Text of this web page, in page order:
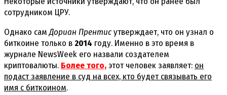
сотрудником ЦРУ.
Однако самДориан Прентисутверждает, что он узнал о
биткоине только в2014 году. Именно в это время в
журнале NewsWeek его назвали создателем
криптовалюты. Более того,этот человек заявляет: он
подаст заявление в суд на всех, кто будет связывать его
имя с биткоином.